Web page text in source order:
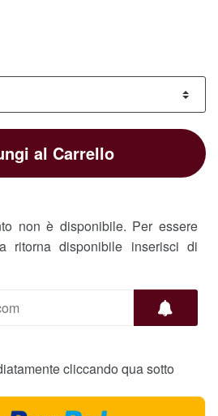
al Carrello
non è disponibile. Per essere
ritorna disponibile inserisci di
cliccando qua sotto